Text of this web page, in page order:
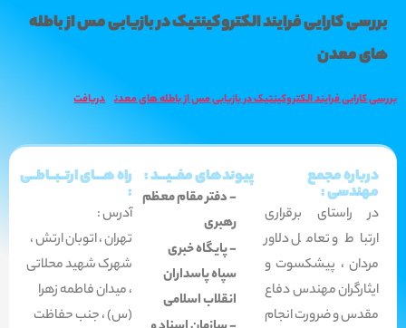
بررسی کارایی فرایند الکتروکینتیک در بازیابی مس از باطله
های معدن
بررسی کارایی فرایند الکتروکینتیک در بازیابی مس از باطله های معدن دریافت
درباره مجمع
مهندسی :
در راستای برقراری
ارتباط و تعامل دلاور
مردان ، پیشکسوت و
ایثارگران مهندس دفاع
مقدس و ضرورت انجام
پیوندهای مفــیـــد :
- دفتر مقام معظم
رهبری
- پایگاه خبری
سپاه پاسداران
انقلاب اسلامی
راه هـــای ارتــبــاطــی
:
آدرس :
تهران ، اتوبان ارتش ،
شهرک شهید محلاتی
،میدان فاطمه زهرا
(س) ، جنب حفاظت